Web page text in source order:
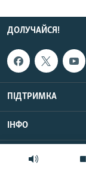
ДОЛУЧАЙСЯ!
ПІДТРИМКА
ІНФО